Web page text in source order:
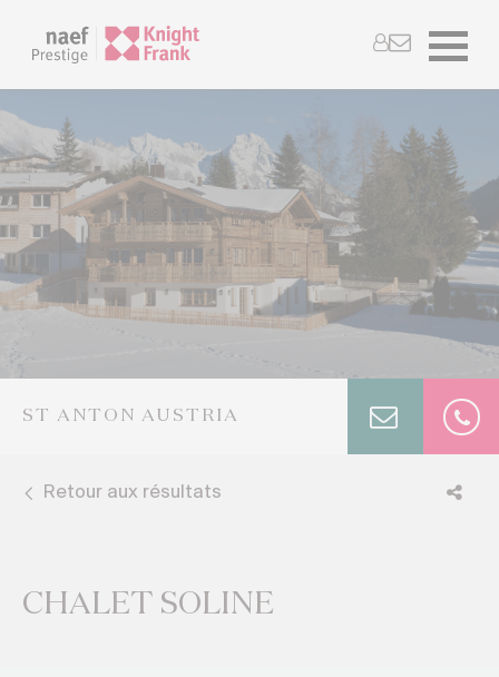
ST ANTON AUSTRIA
Retour aux résultats
CHALET SOLINE